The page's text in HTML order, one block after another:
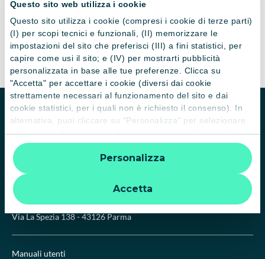
Questo sito web utilizza i cookie
Questo sito utilizza i cookie (compresi i cookie di terze parti)
(I) per scopi tecnici e funzionali, (II) memorizzare le
impostazioni del sito che preferisci (III) a fini statistici, per
capire come usi il sito; e (IV) per mostrarti pubblicità
personalizzata in base alle tue preferenze. Clicca su
"Accetta" per accettare i cookie (diversi dai cookie
strettamente necessari al funzionamento del sito e dai
cookie statistici, per i quali non è richiesto il consenso). In
alternativa, puoi cliccare su "Personalizza" per selezionare
le categorie di cookie che desideri accettare. Cliccando sulla
“X” le impostazioni predefinite vengono lasciate invariate e
quindi la navigazione può continuare senza cookie o altri
strumenti di tracciamento diversi da quelli tecnici. Per
ulteriori informazioni:
informativa privacy
Accetta
Personalizza
Anno di pubblicazione
2008
Nr. Pagine
200
Homepage Biblioteca
CRAL CA Italia APS
Via La Spezia 138 - 43126 Parma
Manuali utenti